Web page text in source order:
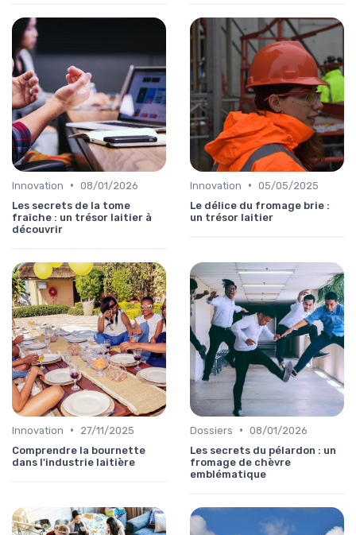
Innovation • 08/01/2026
Les secrets de la tome
fraîche : un trésor laitier à
découvrir
Innovation • 05/05/2025
Le délice du fromage brie :
un trésor laitier
Innovation •
27/11/2025
Comprendre la bournette
dans l'industrie laitière
Dossiers • 08/01/2026
Les secrets du pélardon : un
fromage de chèvre
emblématique